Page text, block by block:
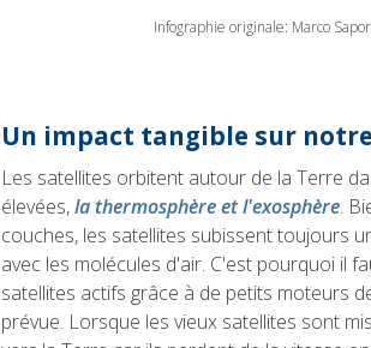
Infographie originale: Marco
Un impact tangible sur
Les satellites orbitent autour de la Terre
élevées,la thermosphère et l'exosphère.
couches, les satellites subissent toujours
avec les molécules d'air. C'est pourquoi il
satellites actifs grâce à de petits moteurs
prévue. Lorsque les vieux satellites sont